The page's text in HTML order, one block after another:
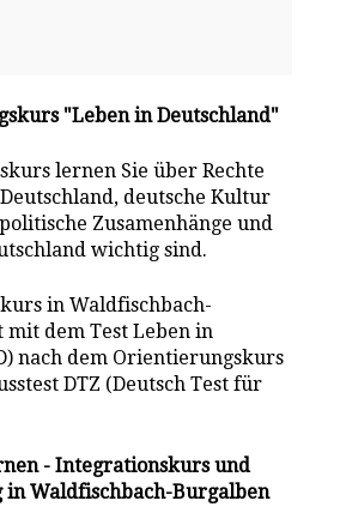
"Leben in Deutschland"
lernen Sie über Rechte
deutsche Kultur
Zusamenhänge und
wichtig sind.
in Waldfischbach-
mit dem Test Leben in
nach dem Orientierungskurs
DTZ (Deutsch Test für
- Integrationskurs und
Waldfischbach-Burgalben